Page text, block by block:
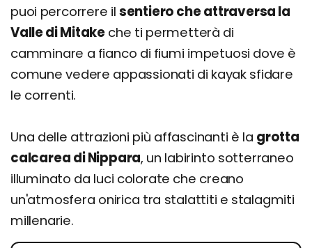
puoi percorrere il sentiero che attraversa la
Valle di Mitake che ti permetterà di
camminare a fianco di fiumi impetuosi dove è
comune vedere appassionati di kayak sfidare
le correnti.
Una delle attrazioni più affascinanti è la grotta
calcarea di Nippara, un labirinto sotterraneo
illuminato da luci colorate che creano
un'atmosfera onirica tra stalattiti e stalagmiti
millenarie.